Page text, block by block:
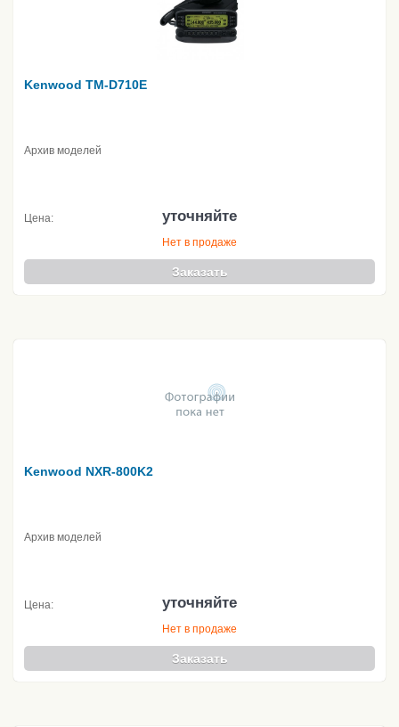
Kenwood TM-D710E
Архив моделей
Цена: уточняйте
Нет в продаже
Заказать
Kenwood NXR-800K2
Архив моделей
Цена: уточняйте
Нет в продаже
Заказать